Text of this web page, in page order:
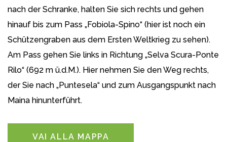
nach der Schranke, halten Sie sich rechts und gehen
hinauf bis zum Pass „Fobiola-Spino“ (hier ist noch ein
Schützengraben aus dem Ersten Weltkrieg zu sehen).
Am Pass gehen Sie links in Richtung „Selva Scura-Ponte
Rilo“ (692 m ü.d.M.). Hier nehmen Sie den Weg rechts,
der Sie nach „Puntesela“ und zum Ausgangspunkt nach
Maina hinunterführt.
VAI ALLA MAPPA